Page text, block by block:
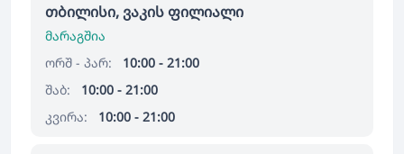
თბილისი, ვაკის ფილიალი
მარაგშია
ორშ - პარ:
10:00 - 21:00
შაბ:
10:00 - 21:00
კვირა:
10:00 - 21:00